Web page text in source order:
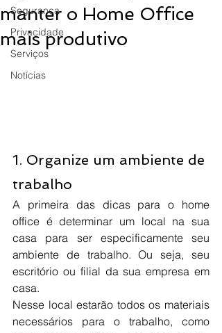
Segurança
Privacidade
Serviços
Notícias
manter o Home Office
mais produtivo
1. Organize um ambiente de
trabalho
A primeira das dicas para o home
office é determinar um local na sua
casa para ser especificamente seu
ambiente de trabalho. Ou seja, seu
escritório ou filial da sua empresa em
casa.
Nesse local estarão todos os materiais
necessários para o trabalho, como